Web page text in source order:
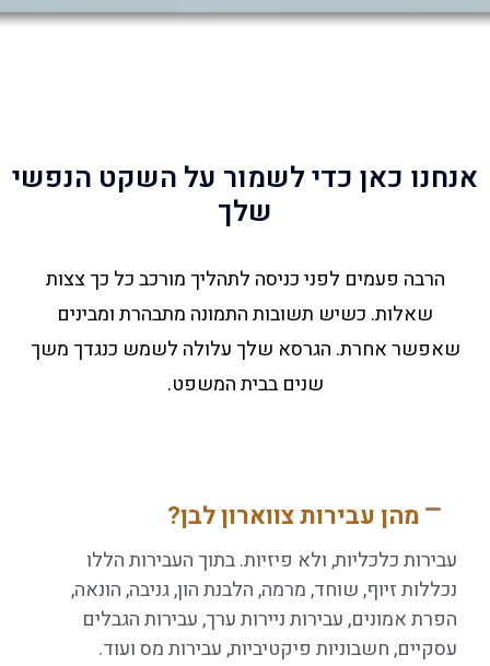
אנחנו כאן כדי לשמור על השקט הנפשי
שלך
הרבה פעמים לפני כניסה לתהליך מורכב כל כך צצות
שאלות. כשיש תשובות התמונה מתבהרת ומבינים
שאפשר אחרת. הגרסא שלך עלולה לשמש כנגדך משך
שנים בבית המשפט.
מהן עבירות צווארון לבן?
עבירות כלכליות, ולא פיזיות. בתוך העבירות הללו
נכללות זיוף, שוחד, מרמה, הלבנת הון, גניבה, הונאה,
הפרת אמונים, עבירות ניירות ערך, עבירות הגבלים
עסקיים, חשבוניות פיקטיביות, עבירות מס ועוד.